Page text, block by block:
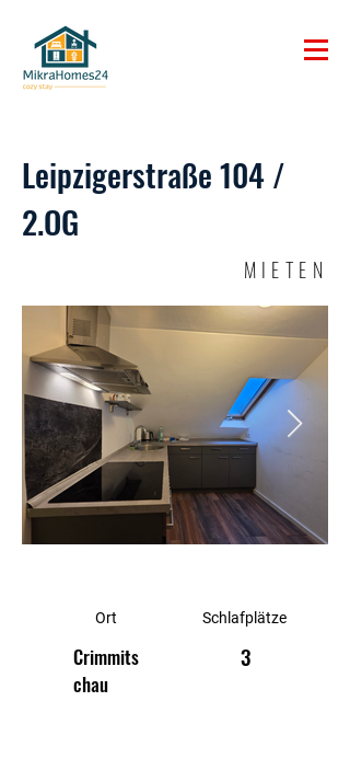
Leipzigerstraße 104 /
2.OG
MIETEN
Ort
Crimmits
chau
Schlafplätze
3